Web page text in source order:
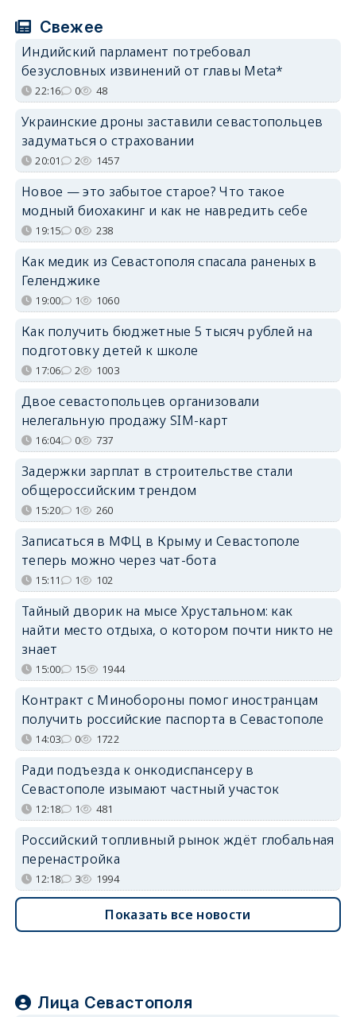
Свежее
Индийский парламент потребовал
безусловных извинений от главы Meta*
22:16 0 48
Украинские дроны заставили севастопольцев
задуматься о страховании
20:01 2 1457
Новое — это забытое старое? Что такое
модный биохакинг и как не навредить себе
19:15 0 238
Как медик из Севастополя спасала раненых в
Геленджике
19:00 1 1060
Как получить бюджетные 5 тысяч рублей на
подготовку детей к школе
17:06 2 1003
Двое севастопольцев организовали
нелегальную продажу SIM-карт
16:04 0 737
Задержки зарплат в строительстве стали
общероссийским трендом
15:20 1 260
Записаться в МФЦ в Крыму и Севастополе
теперь можно через чат-бота
15:11 1 102
Тайный дворик на мысе Хрустальном: как
найти место отдыха, о котором почти никто не
знает
15:00 15 1944
Контракт с Минобороны помог иностранцам
получить российские паспорта в Севастополе
14:03 0 1722
Ради подъезда к онкодиспансеру в
Севастополе изымают частный участок
12:18 1 481
Российский топливный рынок ждёт глобальная
перенастройка
12:18 3 1994
Показать все новости
Лица Севастополя